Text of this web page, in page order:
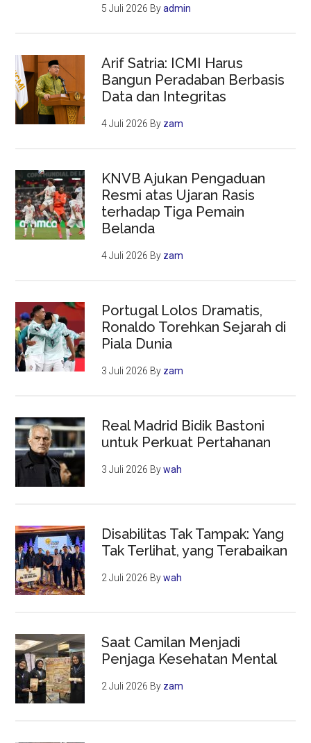
5 Juli 2026 Byadmin
Arif Satria: ICMI Harus
Bangun Peradaban Berbasis
Data dan Integritas
4 Juli 2026 By zam
KNVB Ajukan Pengaduan
Resmi atas Ujaran Rasis
terhadap Tiga Pemain
Belanda
4 Juli 2026 By zam
Portugal Lolos Dramatis,
Ronaldo Torehkan Sejarah di
Piala Dunia
3 Juli 2026 By zam
Real Madrid Bidik Bastoni
untuk Perkuat Pertahanan
3 Juli 2026 Bywah
Disabilitas Tak Tampak: Yang
Tak Terlihat, yang Terabaikan
2 Juli 2026 Bywah
Saat Camilan Menjadi
Penjaga Kesehatan Mental
2 Juli 2026 By zam